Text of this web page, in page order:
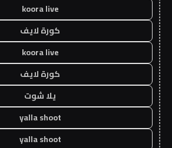
koora live
كورة لايف
koora live
كورة لايف
يلا شوت
yalla shoot
yalla shoot